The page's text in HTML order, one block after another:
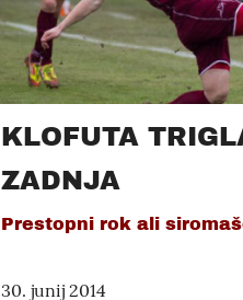
KLOFUTA
ZADNJA
Prestopni rok ali
30. junij 2014